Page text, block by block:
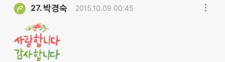
27. 박경숙 2015.10.09 00:45